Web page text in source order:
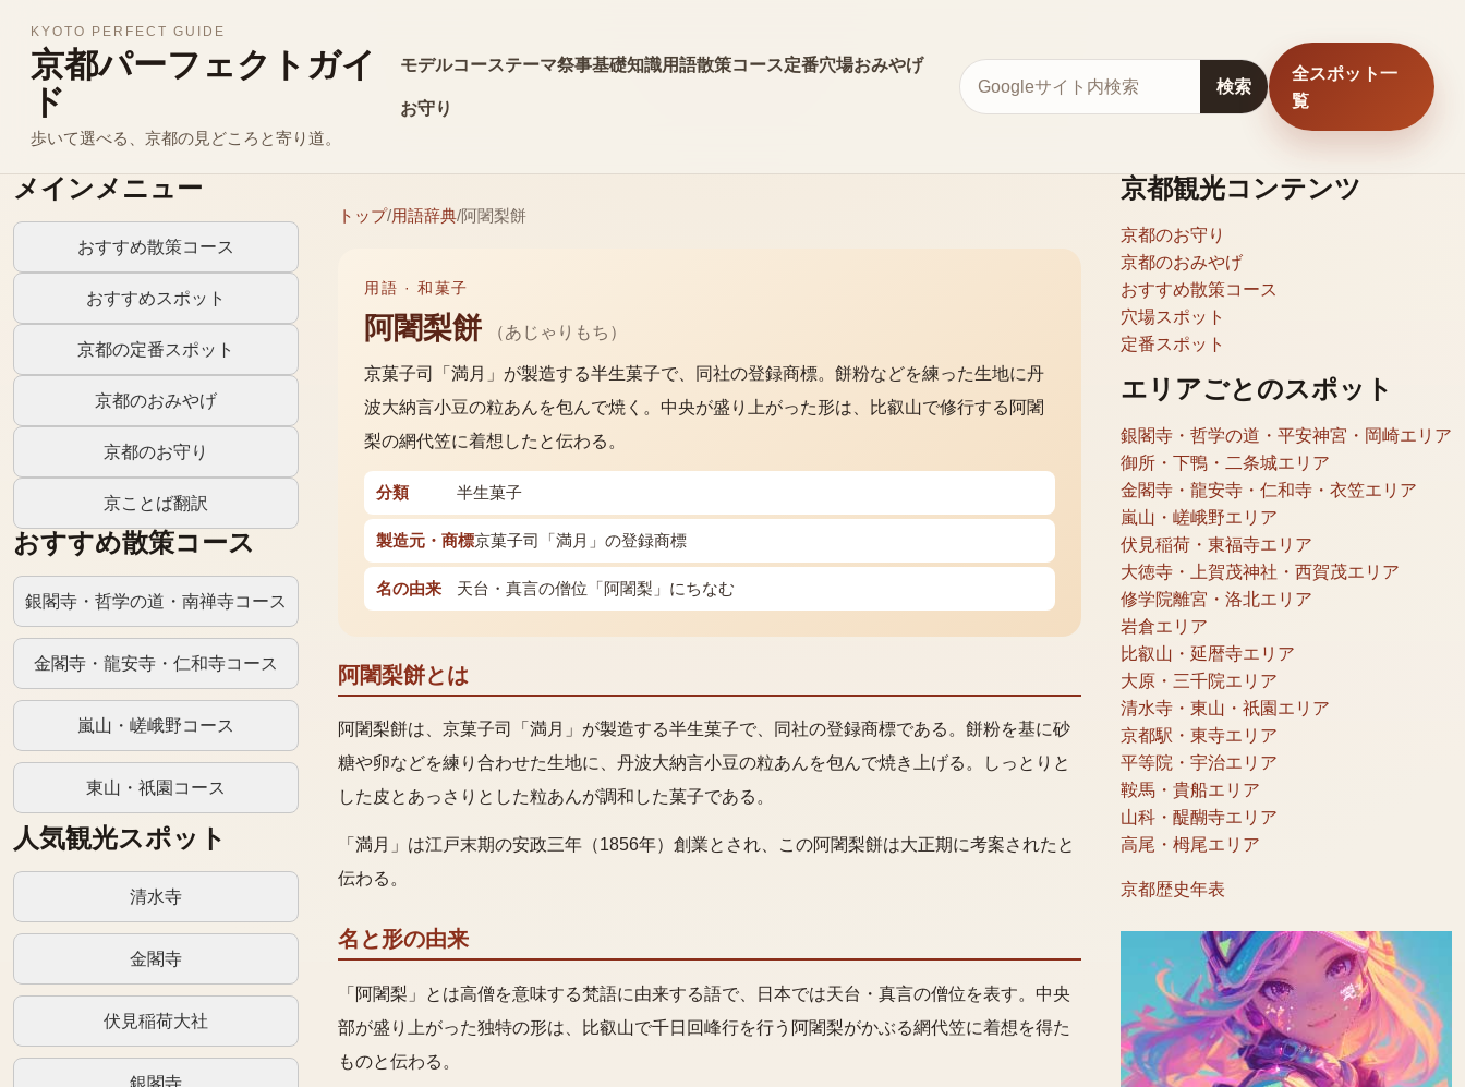
KYOTO PERFECT GUIDE
京都パーフェクトガイ
ド
歩いて選べる、京都の見どころと寄り道。
モデルコーステーマ祭事基礎知識用語散策コース定番穴場おみやげ
お守り
サイト内検索
検索
全スポット一
覧
メインメニュー
おすすめ散策コース
おすすめスポット
京都の定番スポット
京都のおみやげ
京都のお守り
京ことば翻訳
おすすめ散策コース
銀閣寺・哲学の道・南禅寺コース
金閣寺・龍安寺・仁和寺コース
嵐山・嵯峨野コース
東山・祇園コース
人気観光スポット
清水寺
金閣寺
伏見稲荷大社
銀閣寺
トップ/用語辞典/阿闍梨餅
用語 ·和菓子
阿闍梨餅 （あじゃりもち ）
京菓子司「満月」が製造する半生菓子で、同社の登録商標。餅粉などを練った生地に丹
波大納言小豆の粒あんを包んで焼く。中央が盛り上がった形は、比叡山で修行する阿闍
梨の網代笠に着想したと伝わる。
分類 半生菓子
製造元・商標京菓子司「満月」の登録商標
名の由来 天台・真言の僧位「阿闍梨」にちなむ
阿闍梨餅とは
阿闍梨餅は、京菓子司「満月」が製造する半生菓子で、同社の登録商標である。餅粉を基に砂
糖や卵などを練り合わせた生地に、丹波大納言小豆の粒あんを包んで焼き上げる。しっとりと
した皮とあっさりとした粒あんが調和した菓子である。
「満月」は江戸末期の安政三年（1856年）創業とされ、この阿闍梨餅は大正期に考案されたと
伝わる。
名と形の由来
「阿闍梨」とは高僧を意味する梵語に由来する語で、日本では天台・真言の僧位を表す。中央
部が盛り上がった独特の形は、比叡山で千日回峰行を行う阿闍梨がかぶる網代笠に着想を得た
ものと伝わる。
京都観光コンテンツ
京都のお守り
京都のおみやげ
おすすめ散策コース
穴場スポット
定番スポット
エリアごとのスポット
銀閣寺・哲学の道・平安神宮・岡崎エリア
御所・下鴨・二条城エリア
金閣寺・龍安寺・仁和寺・衣笠エリア
嵐山・嵯峨野エリア
伏見稲荷・東福寺エリア
大徳寺・上賀茂神社・西賀茂エリア
修学院離宮・洛北エリア
岩倉エリア
比叡山・延暦寺エリア
大原・三千院エリア
清水寺・東山・祇園エリア
京都駅・東寺エリア
平等院・宇治エリア
鞍馬・貴船エリア
山科・醍醐寺エリア
高尾・栂尾エリア
京都歴史年表